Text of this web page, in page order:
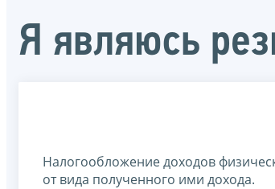
Я являюсь
Налогообложение доходов
от вида полученного ими дохода.